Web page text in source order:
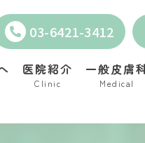
03-6421-3412
医院紹介
Clinic
一般皮膚
Medical